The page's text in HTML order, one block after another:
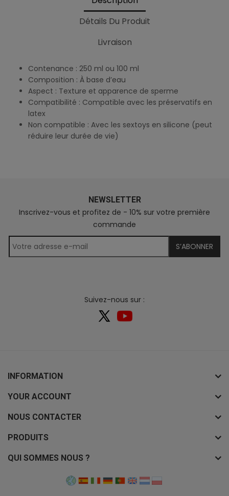
Détails Du Produit
Livraison
Contenance : 250 ml ou 100 ml
Composition : À base d’eau
Aspect : Texture et apparence de sperme
Compatibilité : Compatible avec les préservatifs en
latex
Non compatible : Avec les sextoys en silicone (peut
réduire leur durée de vie)
NEWSLETTER
Inscrivez-vous et profitez de - 10% sur votre première
commande
S’ABONNER
Suivez-nous sur :
INFORMATION
YOUR ACCOUNT
NOUS CONTACTER
PRODUITS
QUI SOMMES NOUS ?